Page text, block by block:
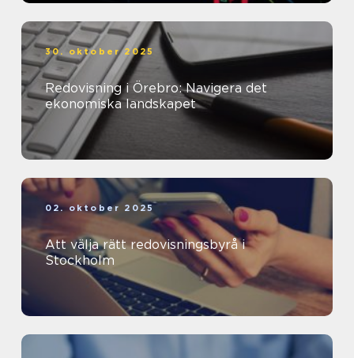
30. oktober 2025
Redovisning i Örebro: Navigera det
ekonomiska landskapet
02. oktober 2025
Att välja rätt redovisningsbyrå i
Stockholm